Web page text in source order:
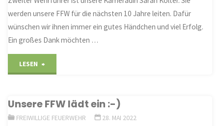
werden unsere FFW für die nächsten 10 Jahre leiten. Dafür
wünschen wir ihnen immer ein gutes Händchen und viel Erfolg.
Ein großes Dank möchten …
LESEN
unserer
Unsere FFW lädt ein :-)
FREIWILLIGE FEUERWEHR
28. MAI 2022